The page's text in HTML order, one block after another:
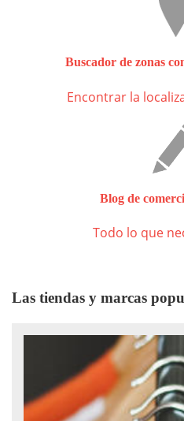
Buscador de zonas
Encontrar la
Blog de
Todo lo que
Las tiendas y marcas